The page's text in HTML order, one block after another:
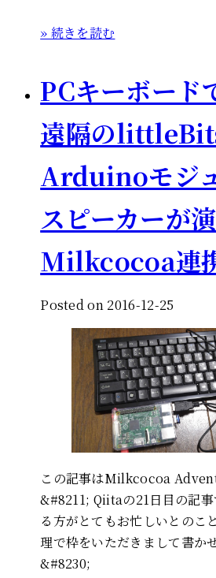
» 続きを読む
PCキーボード
遠隔の
Arduinoモジ
スピーカーが
Milkcocoa連
Posted on 2016-12-25
この記事はMilkcocoa
&#8211; Qiitaの21日目の記
る方がとてもお忙しいとのこ
理で枠をいただきまして書か
&#8230;